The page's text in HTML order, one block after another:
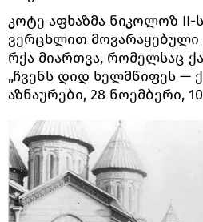
კოტე აფხაზმა ნიკოლოზ II-
ვერცხლით მოვარაყებული
რქა მიართვა, რომელსაც
„ჩვენს დიდ ხელმწიფეს —
აზნაურები, 28 ნოემბერი,